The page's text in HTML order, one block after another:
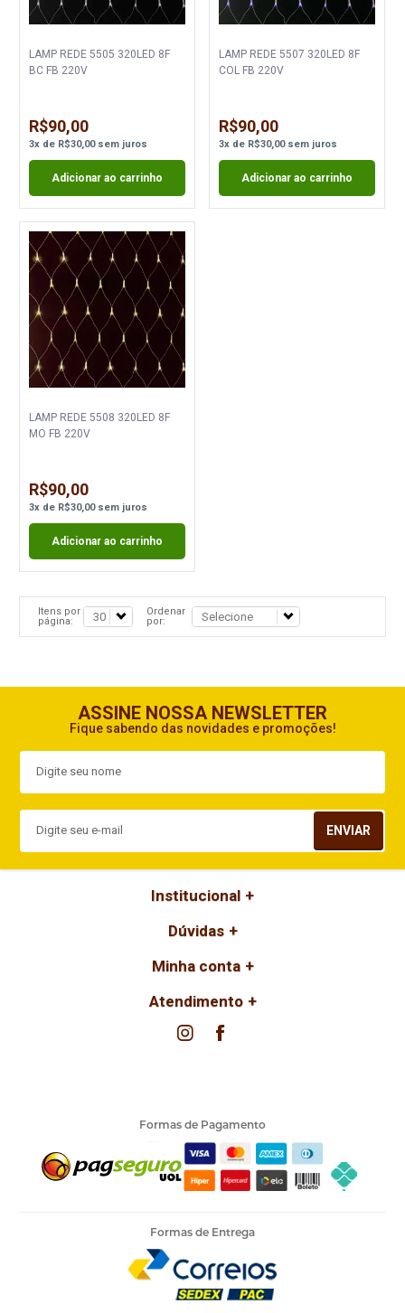
LAMP REDE 5505 320LED 8F
BC FB 220V
R$90,00
3x de R$30,00sem juros
Adicionar ao carrinho
LAMP REDE 5507 320LED 8F
COL FB 220V
R$90,00
3xde R$30,00sem juros
Adicionar ao carrinho
LAMP REDE 5508 320LED 8F
MO FB 220V
R$90,00
3x de R$30,00sem juros
Adicionar ao carrinho
Itens por
página:
Ordenar
por:
ASSINE NOSSA NEWSLETTER
Fique sabendo das novidades e promoções!
ENVIAR
Institucional
Dúvidas
Minha conta
Atendimento
Formas de Pagamento
Formas de Entrega